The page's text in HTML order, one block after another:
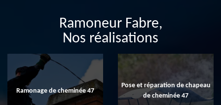
Ramoneur Fabre,
Nos réalisations
Ramonage de cheminée 47
Pose et réparation de chapeau
de cheminée 47